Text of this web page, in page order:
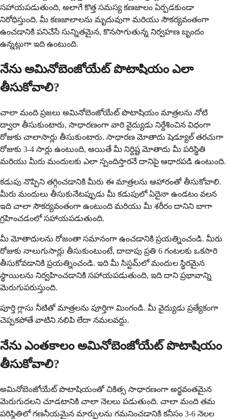
సహాయపడుతుంది, అలాగే కొత్త సమస్య కణజాలం ఏర్పడకుండా
నిరోధిస్తుంది. మీ కణజాలాలను మృదువుగా మరియు సౌకర్యవంతంగా
ఉంచడానికి పనిచేసే సున్నితమైన, కొనసాగుతున్న నిర్వహణ బృందం
ఉన్నట్లుగా ఇది ఉంటుంది.
నేను అమినోబెంజోయేట్ పొటాషియం ఎలా
తీసుకోవాలి?
చాలా మంది ప్రజలు అమినోబెంజోయేట్ పొటాషియం మాత్రలను నోటి
ద్వారా తీసుకుంటారు, సాధారణంగా వారి వైద్యుడు నిర్దేశించిన విధంగా
రోజుకు చాలాసార్లు తీసుకుంటారు. సాధారణ మోతాదు షెడ్యూల్ తరచుగా
రోజుకు 3-4 సార్లు ఉంటుంది, అయితే మీ నిర్దిష్ట మోతాదు మీ పరిస్థితి
మరియు మీరు మందులకు ఎలా స్పందిస్తారనే దానిపై ఆధారపడి ఉంటుంది.
కడుపు నొప్పిని తగ్గించడానికి మీరు ఈ మాత్రలను ఆహారంతో తీసుకోవాలి.
మీరు మందులు తీసుకునేటప్పుడు మీ కడుపులో ఏదైనా ఉండటం వలన
ఇది చాలా సౌకర్యవంతంగా ఉంటుంది మరియు మీ శరీరం దానిని బాగా
గ్రహించడంలో సహాయపడుతుంది.
మీ మోతాదులను రోజంతా సమానంగా ఉంచడానికి ప్రయత్నించండి. మీరు
రోజుకు నాలుగుసార్లు తీసుకుంటుంటే, దాదాపు ప్రతి 6 గంటలకు ఒకసారి
తీసుకోవడానికి ప్రయత్నించండి. ఇది మీ సిస్టమ్‌లో మందుల స్థిరమైన
స్థాయిలను నిర్వహించడానికి సహాయపడుతుంది, ఇది దాని ప్రభావాన్ని
మెరుగుపరుస్తుంది.
పూర్తి గ్లాసు నీటితో మాత్రలను పూర్తిగా మింగండి. మీ వైద్యుడు ప్రత్యేకంగా
చెప్పకపోతే వాటిని నలిపి లేదా నమలవద్దు.
నేను ఎంతకాలం అమినోబెంజోయేట్ పొటాషియం
తీసుకోవాలి?
అమినోబెంజోయేట్ పొటాషియంతో చికిత్స సాధారణంగా అర్థవంతమైన
మెరుగుదలని చూడటానికి చాలా నెలలు పడుతుంది. చాలా మంది తమ
పరిస్థితిలో గణనీయమైన మార్పులను గమనించడానికి కనీసం 3-6 నెలల